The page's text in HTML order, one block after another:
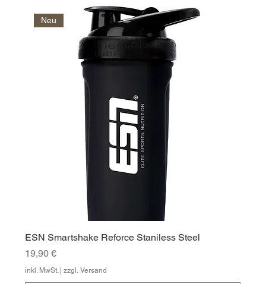
Neu
ESN Smartshake Reforce Staniless Steel
Preis
19,90 €
inkl. MwSt.|zzgl. Versand